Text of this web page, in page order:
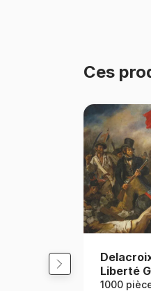
Ces
Liberté
1000